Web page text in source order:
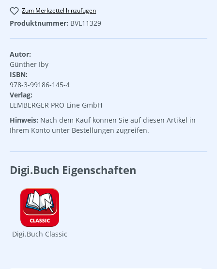
Zum Merkzettel hinzufügen
Produktnummer: BVL11329
Autor:
Günther Iby
ISBN:
978-3-99186-145-4
Verlag:
LEMBERGER PRO Line GmbH
Hinweis: Nach dem Kauf können Sie auf diesen Artikel in
Ihrem Konto unter Bestellungen zugreifen.
Digi.Buch Eigenschaften
Digi.Buch Classic